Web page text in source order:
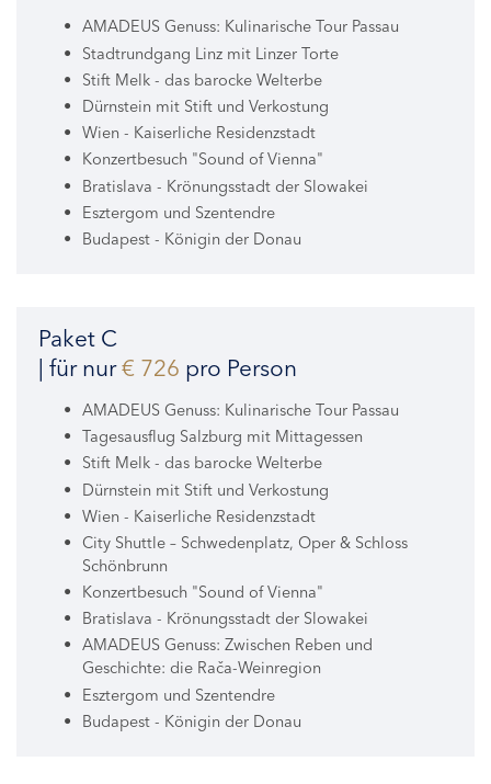
AMADEUS Genuss: Kulinarische Tour Passau
Stadtrundgang Linz mit Linzer Torte
Stift Melk - das barocke Welterbe
Dürnstein mit Stift und Verkostung
Wien - Kaiserliche Residenzstadt
Konzertbesuch "Sound of Vienna"
Bratislava - Krönungsstadt der Slowakei
Esztergom und Szentendre
Budapest - Königin der Donau
Paket C
| für nur€ 726 pro Person
AMADEUS Genuss: Kulinarische Tour Passau
Tagesausflug Salzburg mit Mittagessen
Stift Melk - das barocke Welterbe
Dürnstein mit Stift und Verkostung
Wien - Kaiserliche Residenzstadt
City Shuttle – Schwedenplatz, Oper & Schloss
Schönbrunn
Konzertbesuch "Sound of Vienna"
Bratislava - Krönungsstadt der Slowakei
AMADEUS Genuss: Zwischen Reben und
Geschichte: die Rača-Weinregion
Esztergom und Szentendre
Budapest - Königin der Donau